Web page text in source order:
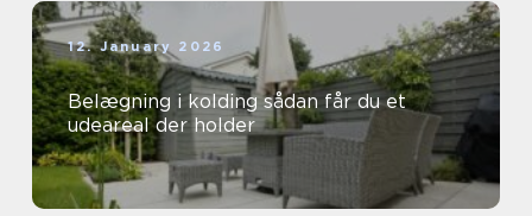
12. January 2026
Belægning i kolding sådan får du et
udeareal der holder